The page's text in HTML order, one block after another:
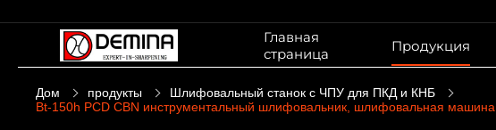
Главная
страница
Продукция
Дом продукты
Шлифовальный станок с ЧПУ для ПКД и КНБ
Bt-150h PCD CBN инструментальный шлифовальник, шлифовальная